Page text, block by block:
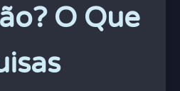
O Que